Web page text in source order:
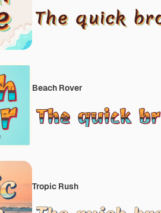
Beach Rover
Tropic Rush